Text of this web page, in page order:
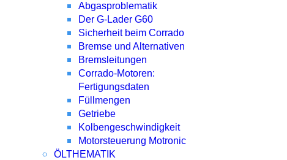
Abgasproblematik
Der G-Lader G60
Sicherheit beim Corrado
Bremse und Alternativen
Bremsleitungen
Corrado-Motoren:
Fertigungsdaten
Füllmengen
Getriebe
Kolbengeschwindigkeit
Motorsteuerung Motronic
ÖLTHEMATIK